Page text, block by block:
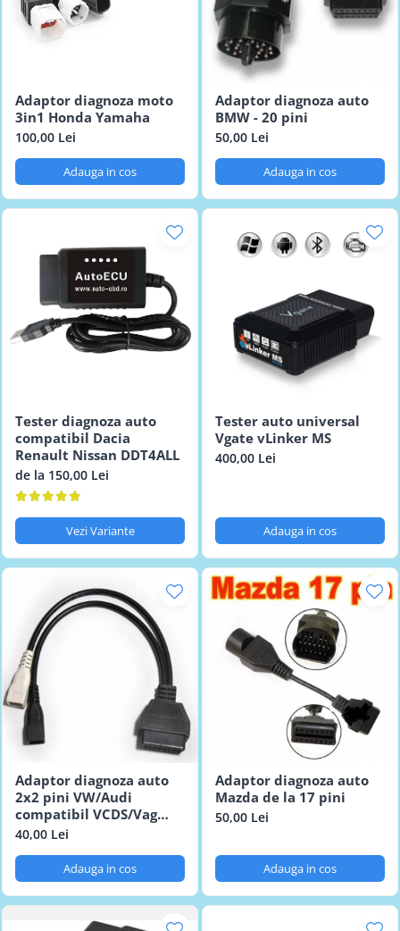
Adaptor diagnoza moto
3in1 Honda Yamaha
100,00 Lei
Adauga in cos
Adaptor diagnoza auto
BMW - 20 pini
50,00 Lei
Adauga in cos
Tester diagnoza auto
compatibil Dacia
Renault Nissan DDT4ALL
de la 150,00 Lei
Vezi Variante
Tester auto universal
Vgate vLinker MS
400,00 Lei
Adauga in cos
Adaptor diagnoza auto
2x2 pini VW/Audi
compatibil VCDS/Vag
Com
40,00 Lei
Adauga in cos
Adaptor diagnoza auto
Mazda de la 17 pini
50,00 Lei
Adauga in cos